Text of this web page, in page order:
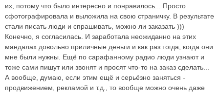
их, потому что было интересно и понравилось... Просто
сфотографировала и выложила на свою страничку. В результате
стали писать люди и спрашивать, можно ли заказать )))
Конечно, я согласилась. И заработала неожиданно на этих
мандалах довольно приличные деньги и как раз тогда, когда они
мне были нужны. Ещё по сарафанному радио люди узнают и
тоже сами пишут или звонят и просят что-то на заказ сделать...
А вообще, думаю, если этим ещё и серьёзно заняться -
продвижением, рекламой и т.д., то вообще можно очень даже